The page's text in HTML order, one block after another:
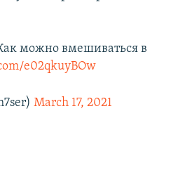
можно вмешиваться в
e02qkuyBOw
March 17, 2021